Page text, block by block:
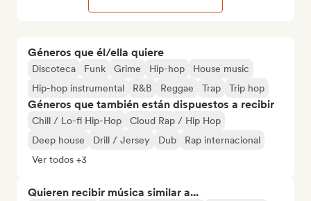
Géneros que él/ella quiere
Discoteca Funk Grime Hip-hop
House music
Hip-hop instrumental
R&B Reggae Trap Trip hop
Géneros que también están dispuestos a recibir
Chill / Lo-fi Hip-Hop
Cloud Rap / Hip Hop
Deep house
Drill / Jersey Dub
Rap internacional
Ver todos +3
Quieren recibir música similar a...